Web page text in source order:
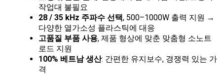
작업대 불필요
28 / 35 kHz 주파수 선택, 500–1000W 출력 지원 →
다양한 열가소성 플라스틱에 대응
고품질 부품 사용, 제품 형상에 맞춘 맞춤형 소노트
로드 지원
100% 베트남 생산: 간편한 유지보수, 경쟁력 있는 가
격